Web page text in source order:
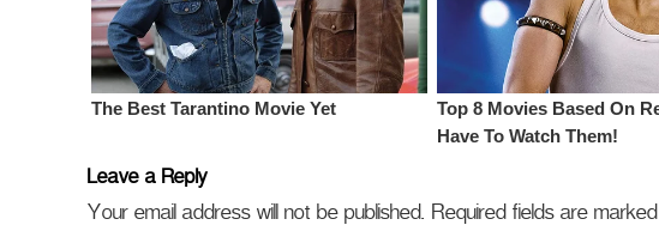
Leave a Reply
Your email address will not be published. Required fields are marked